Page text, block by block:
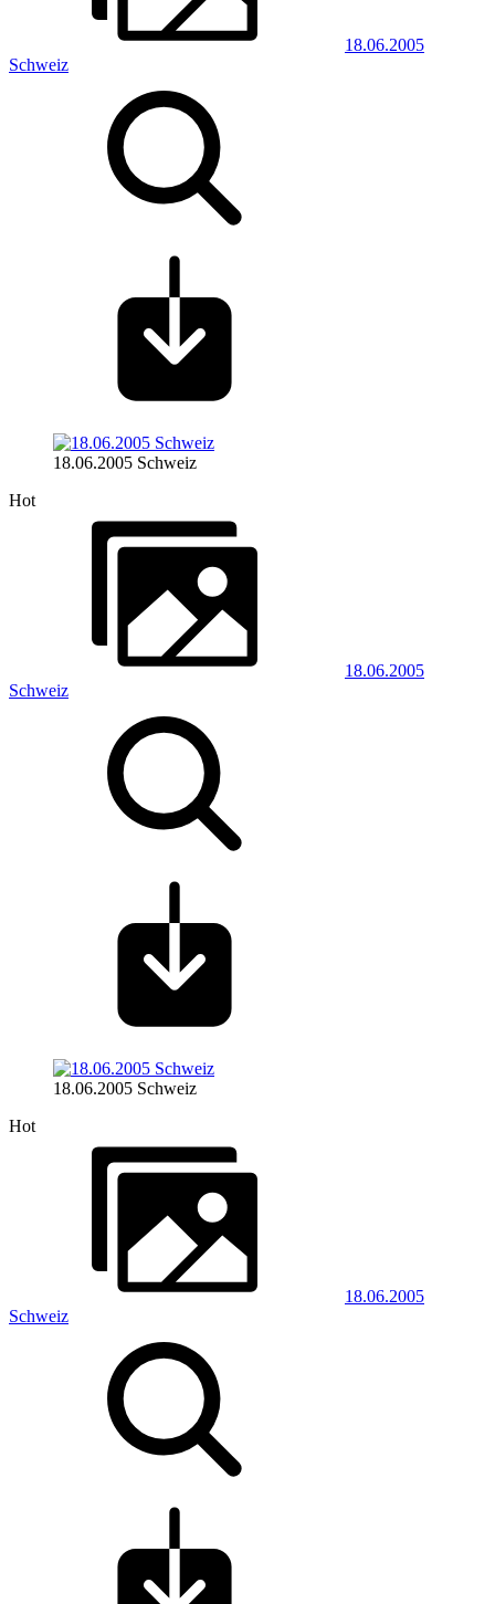
18.06.2005
Schweiz
18.06.2005 Schweiz
Hot
18.06.2005
Schweiz
18.06.2005 Schweiz
Hot
18.06.2005
Schweiz